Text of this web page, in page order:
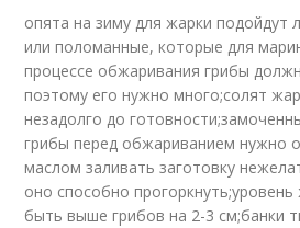
опята на зиму для жарки подойдут
или поломанные, которые для
процессе обжаривания грибы
поэтому его нужно много;солят
незадолго до
грибы перед обжариванием нужно
маслом заливать заготовку
оно способно
быть выше грибов на 2-3 см;банки